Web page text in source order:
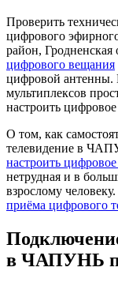
Проверить
цифрового
район, Гродненская
цифрового вещания
цифровой антенны.
мультиплексов
настроить
О том, как
телевидение в
настроить
нетрудная и в
взрослому
приёма цифрового
в ЧАПУНЬ